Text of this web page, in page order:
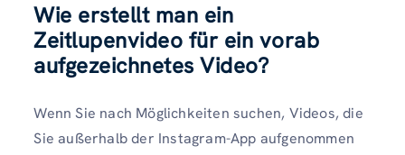
Wie erstellt man ein
Zeitlupenvideo für ein vorab
aufgezeichnetes Video?
Wenn Sie nach Möglichkeiten suchen, Videos, die
Sie außerhalb der Instagram-App aufgenommen